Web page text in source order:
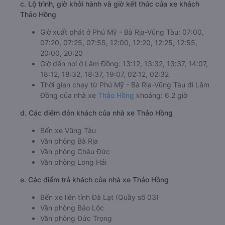
c. Lộ trình, giờ khởi hành và giờ kết thúc của xe khách
Thảo Hồng
Giờ xuất phát ở Phú Mỹ - Bà Rịa-Vũng Tàu: 07:00,
07:20, 07:25, 07:55, 12:00, 12:20, 12:25, 12:55,
20:00, 20:20
Giờ đến nơi ở Lâm Đồng: 13:12, 13:32, 13:37, 14:07,
18:12, 18:32, 18:37, 19:07, 02:12, 02:32
Thời gian chạy từ Phú Mỹ - Bà Rịa-Vũng Tàu đi Lâm
Đồng của nhà xe Thảo Hồng khoảng: 6.2 giờ
d. Các điểm đón khách của nhà xe Thảo Hồng
Bến xe Vũng Tàu
Văn phòng Bà Rịa
Văn phòng Châu Đức
Văn phòng Long Hải
e. Các điểm trả khách của nhà xe Thảo Hồng
Bến xe liên tỉnh Đà Lạt (Quầy số 03)
Văn phòng Bảo Lộc
Văn phòng Đức Trọng